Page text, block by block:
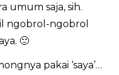
umum saja, sih.
ngobrol-ngobrol
🙂
pakai ‘saya’…